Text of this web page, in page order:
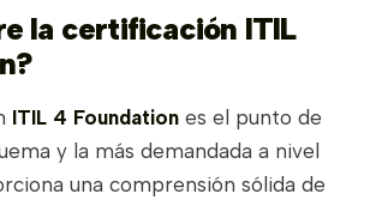
la certificación ITIL
ITIL 4 Foundation es el punto de
y la más demandada a nivel
una comprensión sólida de